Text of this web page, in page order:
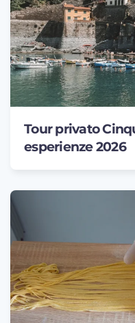
Tour privato
esperienze 2026